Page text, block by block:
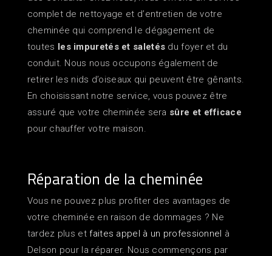
complet de nettoyage et d’entretien de votre
cheminée qui comprend le dégagement de
toutes les impuretés et saletés du foyer et du
conduit. Nous nous occupons également de
retirer les nids d’oiseaux qui peuvent être gênants.
En choisissant notre service, vous pouvez être
assuré que votre cheminée sera sûre et efficace
pour chauffer votre maison.
Réparation de la cheminée
Vous ne pouvez plus profiter des avantages de
votre cheminée en raison de dommages ? Ne
tardez plus etfaites appel à un professionnel à
Delson pour la réparer. Nous commençons par